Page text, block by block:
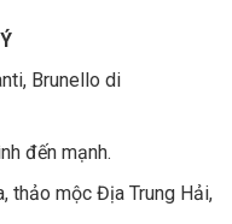
Brunello di
đến mạnh.
thảo mộc Địa Trung Hải,